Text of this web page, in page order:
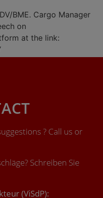
BME. Cargo Manager
on
at the link:
? Call us or
Schreiben Sie
(ViSdP):